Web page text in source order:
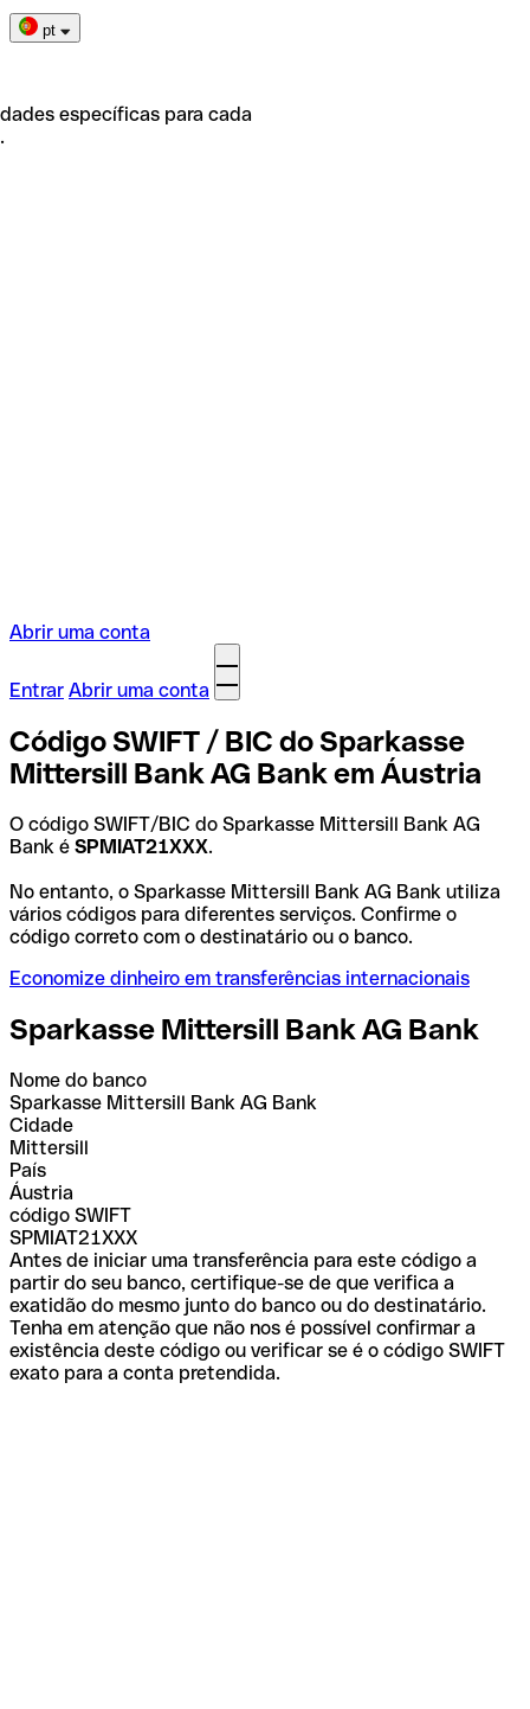
pt
específicas para cada
Abrir uma conta
Entrar Abrir uma conta
Código SWIFT / BIC do Sparkasse
Mittersill Bank AG Bank em Áustria
O código SWIFT/BIC do Sparkasse Mittersill Bank AG
Bank é SPMIAT21XXX.
No entanto, o Sparkasse Mittersill Bank AG Bank utiliza
vários códigos para diferentes serviços. Confirme o
código correto com o destinatário ou o banco.
Economize dinheiro em transferências internacionais
Sparkasse Mittersill Bank AG Bank
Nome do banco
Sparkasse Mittersill Bank AG Bank
Cidade
Mittersill
País
Áustria
código SWIFT
SPMIAT21XXX
Antes de iniciar uma transferência para este código a
partir do seu banco, certifique-se de que verifica a
exatidão do mesmo junto do banco ou do destinatário.
Tenha em atenção que não nos é possível confirmar a
existência deste código ou verificar se é o código SWIFT
exato para a conta pretendida.